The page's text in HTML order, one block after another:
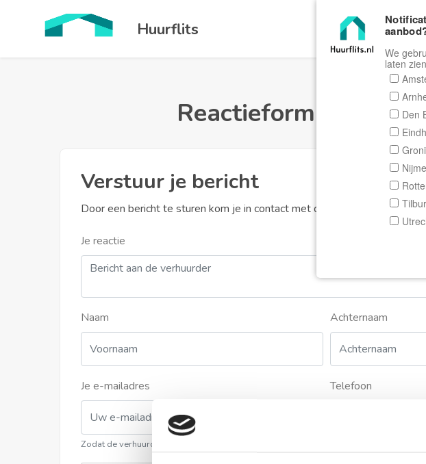
Huurflits Home
Reactieformulier
Verstuur je bericht
Door een bericht te sturen kom je in contact met de aanbieder of
Je reactie
Naam Achternaam
Je e-mailadres
Zodat de verhuurder contact met u kan opnemen
Telefoon
We
laten
Den